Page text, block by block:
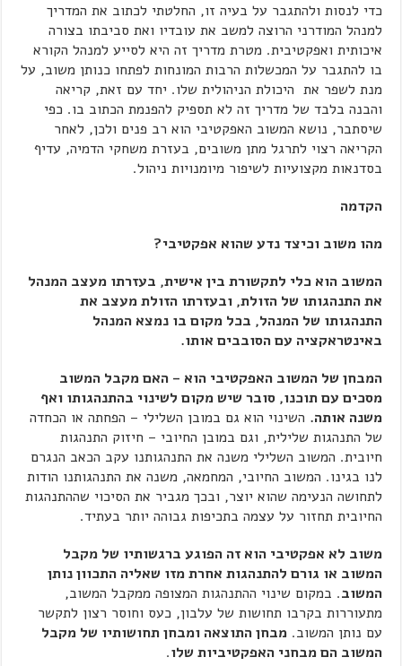
כדי לנסות ולהתגבר על בעיה זו, החלטתי לכתוב את המדריך
למנהל המודרני הרוצה למשב את עובדיו ואת סביבתו בצורה
איכותית ואפקטיבית. מטרת מדריך זה היא לסייע למנהל הקורא
בו להתגבר על המכשלות הרבות המונחות לפתחו כנותן משוב, על
מנת לשפר את היכולת הניהולית שלו. יחד עם זאת, קריאה
והבנה בלבד של מדריך זה לא תספיק להפנמת הכתוב בו. כפי
שיסתבר, נושא המשוב האפקטיבי הוא רב פנים ולכן, לאחר
הקריאה רצוי לתרגל מתן משובים, בעזרת משחקי הדמיה, עדיף
בסדנאות מקצועיות לשיפור מיומנויות ניהול.
הקדמה
מהו משוב וכיצד נדע שהוא אפקטיבי?
המשוב הוא כלי לתקשורת בין אישית, בעזרתו מעצב המנהל
את התנהגותו של הזולת, ובעזרתו הזולת מעצב את
התנהגותו של המנהל, בכל מקום בו נמצא המנהל
באינטראקציה עם הסובבים אותו.
המבחן של המשוב האפקטיבי הוא – האם מקבל המשוב
מסכים עם תוכנו, סובר שיש מקום לשינוי בהתנהגותו ואף
משנה אותה. השינוי הוא גם במובן השלילי – הפחתה או הכחדה
של התנהגות שלילית, וגם במובן החיובי – חיזוק התנהגות
חיובית. המשוב השלילי משנה את התנהגותנו עקב הכאב הנגרם
לנו בגינו. המשוב החיובי, המחמאה, משנה את התנהגותנו הודות
לתחושה הנעימה שהוא יוצר, ובכך מגביר את הסיכוי שההתנהגות
החיובית תחזור על עצמה בתכיפות גבוהה יותר בעתיד.
משוב לא אפקטיבי הוא זה הפוגע ברגשותיו של מקבל
המשוב או גורם להתנהגות אחרת מזו שאליה התכוון נותן
המשוב. במקום שינוי ההתנהגות המצופה ממקבל המשוב,
מתעוררות בקרבו תחושות של עלבון, כעס וחוסר רצון לתקשר
עם נותן המשוב.מבחן התוצאה ומבחן תחושותיו של מקבל
המשוב הם מבחני האפקטיביות שלו.